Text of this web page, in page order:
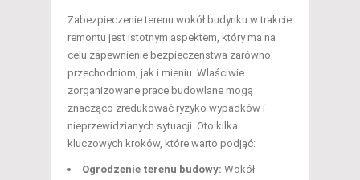
Zabezpieczenie terenu wokół budynku w trakcie
remontu jest istotnym aspektem, który ma na
celu zapewnienie bezpieczeństwa zarówno
przechodniom, jak i mieniu. Właściwie
zorganizowane prace budowlane mogą
znacząco zredukować ryzyko wypadków i
nieprzewidzianych sytuacji. Oto kilka
kluczowych kroków, które warto podjąć:
Ogrodzenie terenu budowy: Wokół